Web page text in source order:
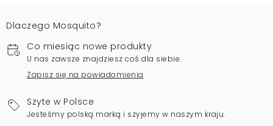
Dlaczego Mosquito?
Co miesiąc nowe produkty
U nas zawsze znajdziesz coś dla siebie.
Zapisz się na powiadomienia
Szyte w Polsce
Jesteśmy polską marką i szyjemy w naszym kraju.